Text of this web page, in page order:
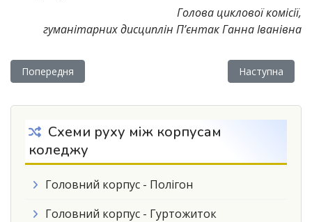
Голова циклової комісії,
гуманітарних дисциплін П’єнтак Ганна Іванівна
Попередня стаття: НЕЗВИЧАЙНЕ привітання
Попередня Наступна
Наступна
Схеми руху між корпусам
коледжу
Головний корпус - Полігон
Головний корпус - Гуртожиток